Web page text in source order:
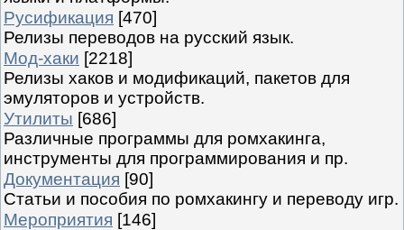
Русификация [470]
Релизы переводов на русский язык.
Мод-хаки [2218]
Релизы хаков и модификаций, пакетов для
эмуляторов и устройств.
Утилиты [686]
Различные программы для ромхакинга,
инструменты для программирования и пр.
Документация [90]
Статьи и пособия по ромхакингу и переводу игр.
Мероприятия [146]